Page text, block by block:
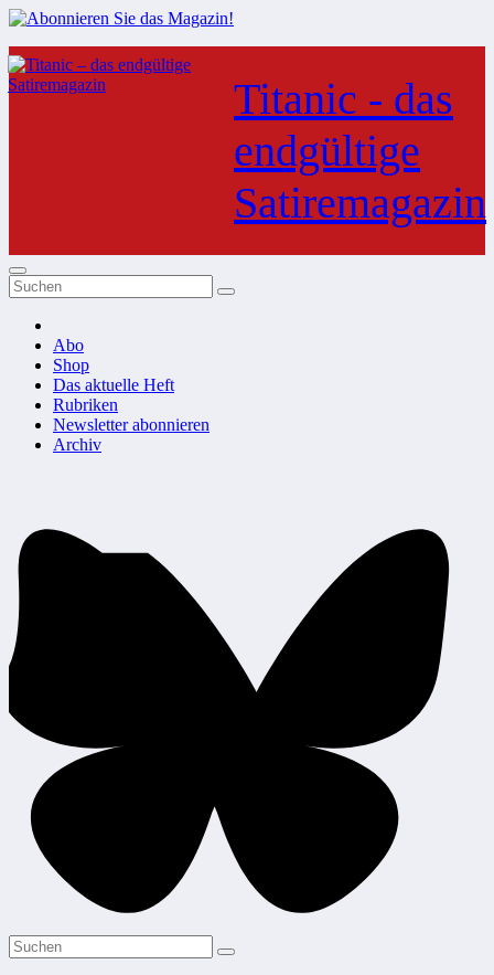
Zum
Inhalt
springen
Titanic - das
endgültige
Satiremagazin
Abo
Shop
Das aktuelle Heft
Rubriken
Newsletter abonnieren
Archiv